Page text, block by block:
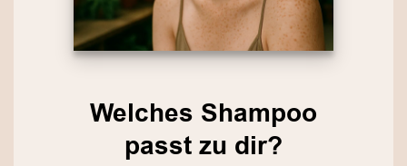
Welches Shampoo
passt zu dir?